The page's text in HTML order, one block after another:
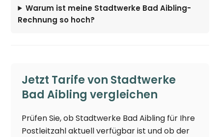
Warum ist meine Stadtwerke Bad Aibling-
Rechnung so hoch?
Jetzt Tarife von Stadtwerke
Bad Aibling vergleichen
Prüfen Sie, ob Stadtwerke Bad Aibling für Ihre
Postleitzahl aktuell verfügbar ist und ob der